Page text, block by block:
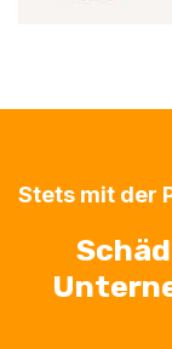
Stets mit der